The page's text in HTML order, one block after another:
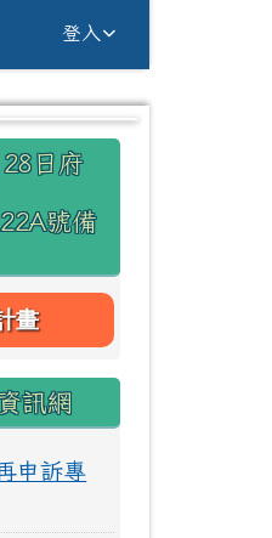
Primary
登入
⏸
內容
日府
號備
畫
訊網
申訴專